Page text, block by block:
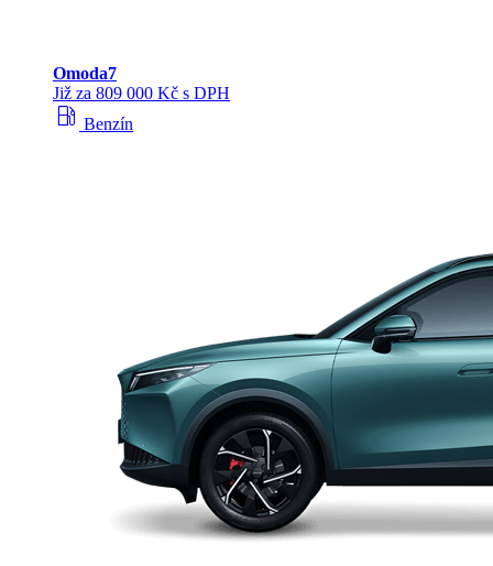
Omoda7
Již za 809 000 Kč s DPH
local_gas_station Benzín